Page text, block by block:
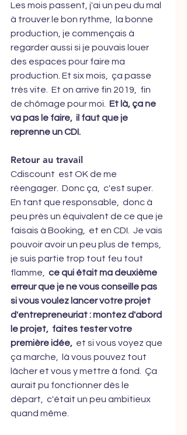
Les mois passent, j'ai un peu du mal
à trouver le bon rythme,  la bonne
production, je commençais à
regarder aussi si je pouvais louer
des espaces pour faire ma
production. Et six mois,  ça passe
très vite.  Et on arrive fin 2019,  fin
de chômage pour moi. Et là, ça ne
va pas le faire,  il faut que je
reprenne un CDI.
Retour au travail
Cdiscount  est OK de me
réengager.  Donc ça,  c'est super.
En tant que responsable,  donc à
peu près un équivalent de ce que je
faisais à Booking,  et en CDI.  Je vais
pouvoir avoir un peu plus de temps,
je suis partie trop tout feu tout
flamme, ce qui était ma deuxième
erreur que je ne vous conseille pas
si vous voulez lancer votre projet
d'entrepreneuriat : montez d'abord
le projet,  faites tester votre
première idée,
  et si vous voyez que
ça marche,  là vous pouvez tout
lâcher et vous y mettre à fond.  Ça
aurait pu fonctionner dès le
départ,  c'était un peu ambitieux
quand même.